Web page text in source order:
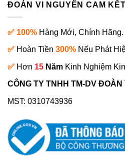
ĐOÀN VI NGUYÊN CAM KẾT
✅ 100% Hàng Mới, Chính Hãng.
✅ Hoàn Tiền 300% Nếu Phát
✅ Hơn 15 Năm Kinh Nghiệm
CÔNG TY TNHH TM-DV ĐOÀN
MST: 0310743936